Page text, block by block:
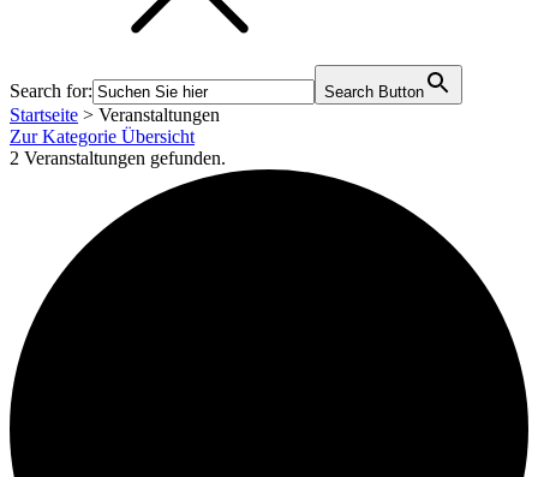
Search for: Search Button
Startseite > Veranstaltungen
Zur Kategorie Übersicht
2 Veranstaltungen gefunden.